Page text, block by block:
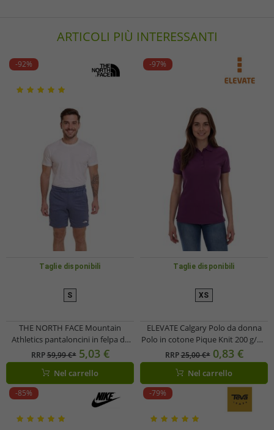
ARTICOLI PIÙ INTERESSANTI
-92%
Taglie disponibili
S
THE NORTH FACE Mountain
Athletics pantaloncini in felpa da
uomo, pantaloni sportivi estivi con
tasche laterali NF0A82300EA1 blu
RRP59,99 €* 5,03 €
Nel carrello
-97%
Taglie disponibili
XS
ELEVATE Calgary Polo da donna
Polo in cotone Pique Knit 200 g/m²
3808138 Viola
RRP25,00 €* 0,83 €
Nel carrello
-85% -79%